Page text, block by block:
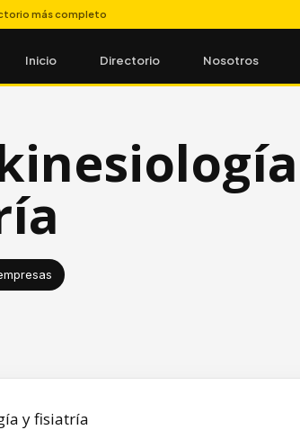
más completo
Inicio Directorio Nosotros
y fisiatría